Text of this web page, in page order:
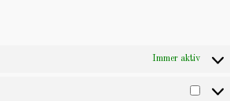
Immer aktiv